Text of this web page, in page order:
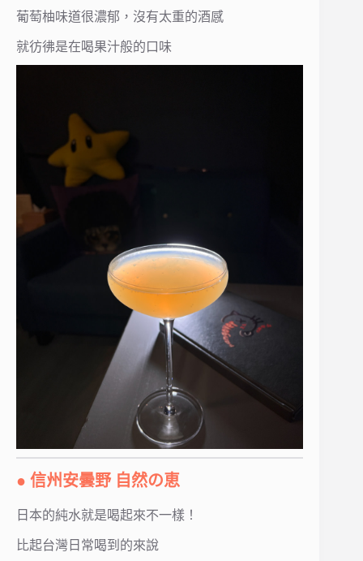
葡萄柚味道很濃郁，沒有太重的酒感
就彷彿是在喝果汁般的口味
● 信州安曇野 自然の恵
日本的純水就是喝起來不一樣！
比起台灣日常喝到的來說